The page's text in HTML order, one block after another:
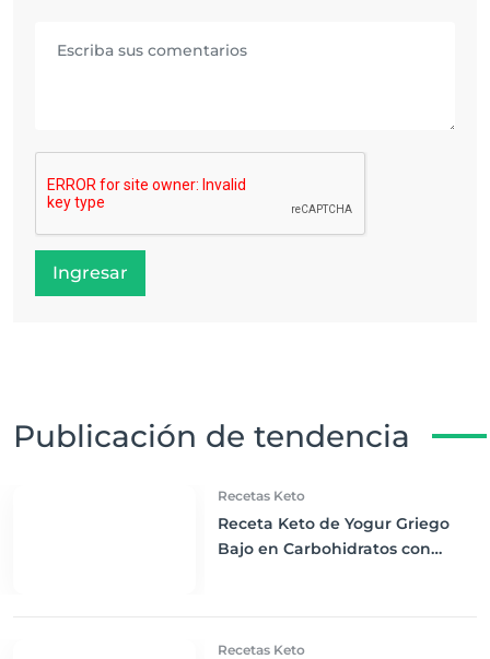
Ingresar
Publicación de tendencia
Recetas Keto
Receta Keto de Yogur Griego
Bajo en Carbohidratos con
Recetas Keto